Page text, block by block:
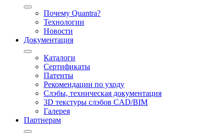
Почему Quantra?
Технологии
Новости
Документация
Каталоги
Сертификаты
Патенты
Рекомендации по уходу
Слэбы, техническая документация
3D текстуры слэбов CAD/BIM
Галерея
Партнерам